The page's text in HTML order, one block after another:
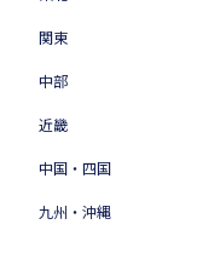
関東
中部
近畿
中国・四国
九州・沖縄